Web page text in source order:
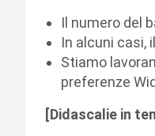
Il numero del
In alcuni casi,
Stiamo
preferenze
[Didascalie in